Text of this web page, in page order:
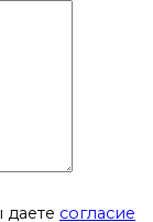
даете согласие